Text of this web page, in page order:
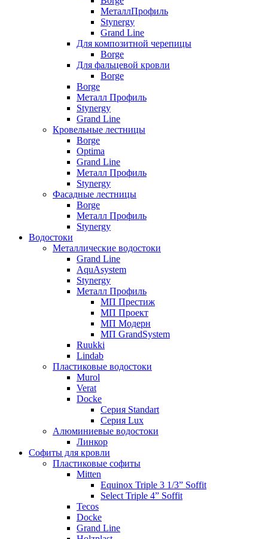
МеталлПрофиль
Stynergy
Grand Line
Для композитной черепицы
Borge
Для фальцевой кровли
Borge
Borge
Металл Профиль
Stynergy
Grand Line
Кровельные лестницы
Borge
Optima
Grand Line
Металл Профиль
Stynergy
Фасадные лестницы
Borge
Металл Профиль
Stynergy
Водостоки
Металлические водостоки
Grand Line
AquAsystem
Stynergy
Металл Профиль
МП Престиж
МП Проект
МП Модерн
МП GrandSystem
Ruukki
Lindab
Пластиковые водостоки
Murol
Verat
Docke
Серия Standart
Серия Lux
Алюминиевые водостоки
Линкор
Софиты для кровли
Пластиковые софиты
Mitten
Equinox Triple 3 1/3” Soffit
Select Triple 4” Soffit
Tecos
Docke
Grand Line